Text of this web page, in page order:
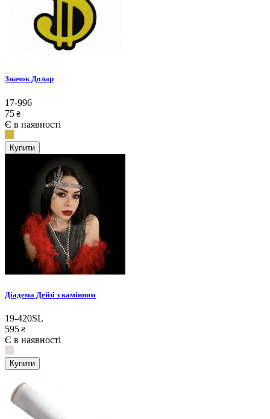
Значок Долар
17-996
75 ₴
Є в наявності
Купити
Діадема Дейзі з камінням
19-420SL
595 ₴
Є в наявності
Купити